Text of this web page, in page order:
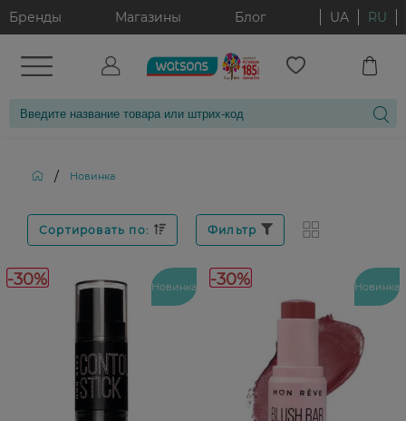
Бренды Магазины Блог UA RU
/ Новинка
Сортировать по: Фильтр
-30% Новинка -30% Новинка